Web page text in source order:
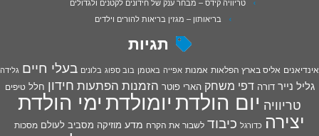
בריאותון – מגזין בריאות להורים וילדים
תגיות
אינדיאנים אליס בארץ הפלאות אמנות אפייה באטמן בוב ספוג בלונים בעלי חיים גלידה
גליל נייר דורה דפי משחק הארי פוטר הזמנות הפתעות חידון חלל טיפים
טריוויה יום הולדתיומולדתימי הולדת
יצירה כדורגל כיבוד לשבור את הקרח מדע מוזיקה מסביב לעולם מסכות